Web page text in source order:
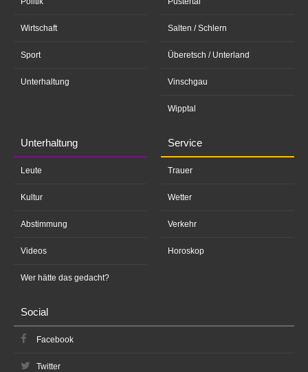
Wirtschaft
Sport
Unterhaltung
Salten / Schlern
Überetsch / Unterland
Vinschgau
Wipptal
Unterhaltung
Leute
Kultur
Abstimmung
Videos
Wer hätte das gedacht?
Service
Trauer
Wetter
Verkehr
Horoskop
Social
Facebook
Twitter